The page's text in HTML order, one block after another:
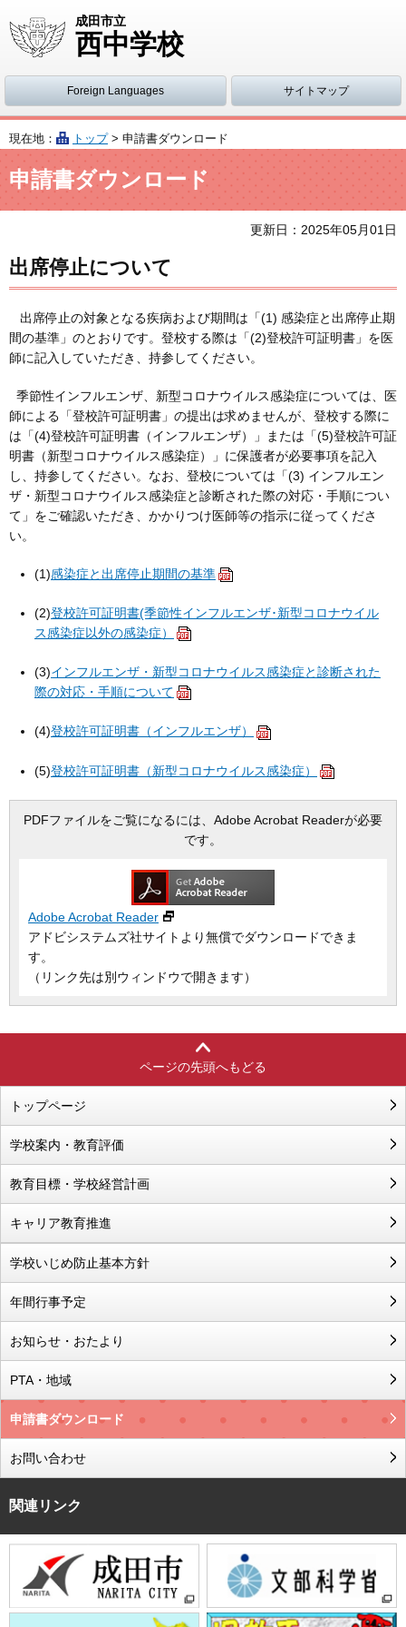
成田市立
西中学校
Foreign Languages サイトマップ
現在地： トップ> 申請書ダウンロード
申請書ダウンロード
更新日： 2025年05月01 日
出席停止について
出席停止の対象となる疾病および期間は「(1) 感染症と出席停止期
間の基準」のとおりです。登校する際は「(2)登校許可証明書」を医
師に記入していただき、持参してください。
季節性インフルエンザ、新型コロナウイルス感染症については、医
師による「登校許可証明書」の提出は求めませんが、登校する際に
は「(4)登校許可証明書（インフルエンザ）」または「(5)登校許可証
明書（新型コロナウイルス感染症）」に保護者が必要事項を記入
し、持参してください。なお、登校については「(3) インフルエン
ザ・新型コロナウイルス感染症と診断された際の対応・手順につい
て」をご確認いただき、かかりつけ医師等の指示に従ってくださ
い。
(1)感染症と出席停止期間の基準
(2)登校許可証明書(季節性インフルエンザ･新型コロナウイル
ス感染症以外の感染症）
(3)インフルエンザ・新型コロナウイルス感染症と診断された
際の対応・手順について
(4)登校許可証明書（インフルエンザ）
(5)登校許可証明書（新型コロナウイルス感染症）
PDFファイルをご覧になるには、Adobe Acrobat Readerが必要
です。
Adobe Acrobat Reader
アドビシステムズ社サイトより無償でダウンロードできま
す。
（リンク先は別ウィンドウで開きます）
ページの先頭へもどる
トップページ
学校案内・教育評価
教育目標・学校経営計画
キャリア教育推進
学校いじめ防止基本方針
年間行事予定
お知らせ・おたより
PTA・地域
申請書ダウンロード
お問い合わせ
関連リンク